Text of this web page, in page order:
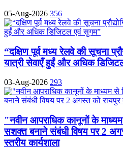
05-Aug-2026 356
“दक्षिण पूर्व मध्य रेलवे की सूचना
यात्री सेवाएँ हुईं और अधिक
03-Aug-2026 293
"नवीन आपराधिक कानूनों के
सशक्त बनाने संबंधी विषय पर 2
स्तरीय कार्यशाला